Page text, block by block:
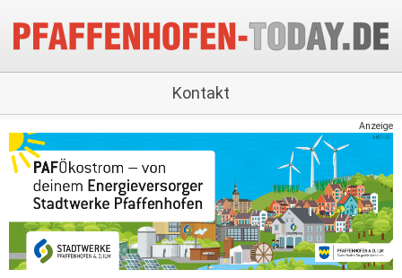
Kontakt
Anzeige